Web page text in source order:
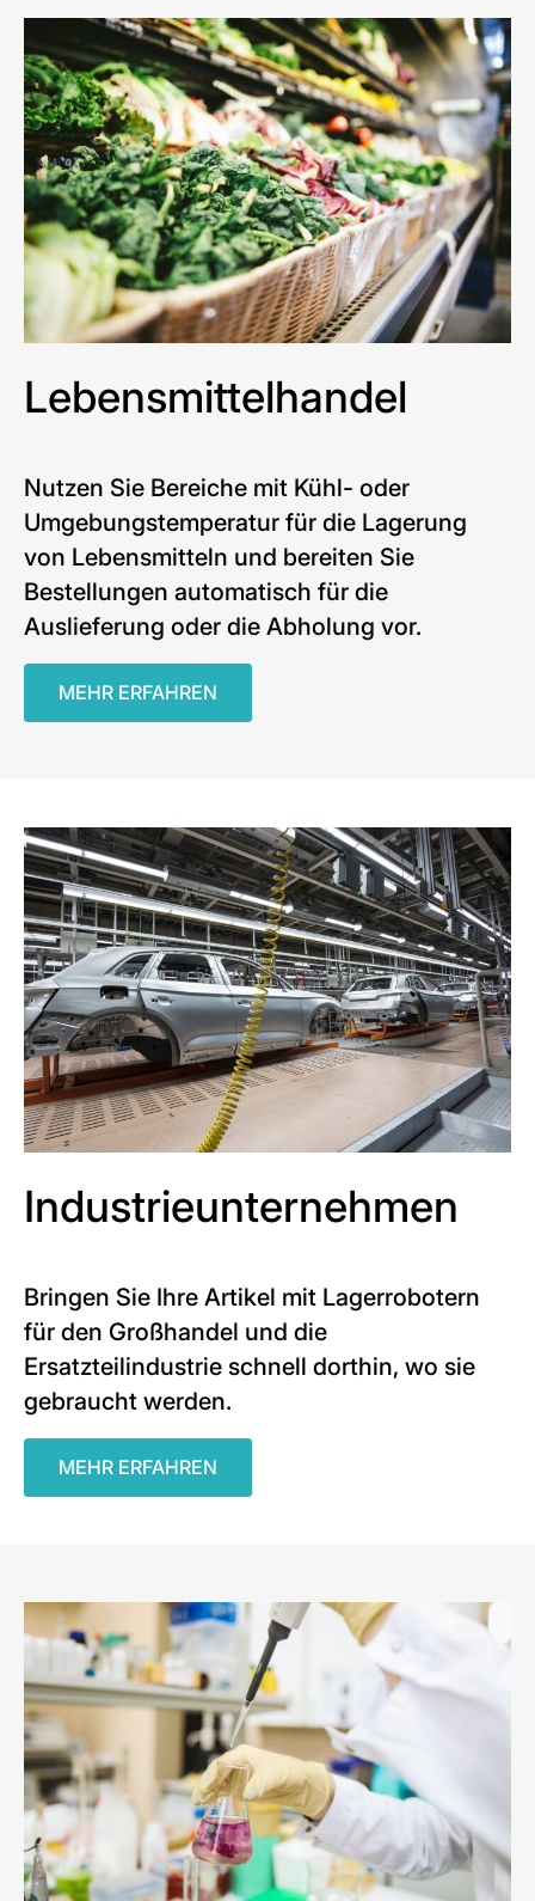
Lebensmittelhandel
Nutzen Sie Bereiche mit Kühl- oder
Umgebungstemperatur für die Lagerung
von Lebensmitteln und bereiten Sie
Bestellungen automatisch für die
Auslieferung oder die Abholung vor.
MEHR ERFAHREN
Industrieunternehmen
Bringen Sie Ihre Artikel mit Lagerrobotern
für den Großhandel und die
Ersatzteilindustrie schnell dorthin, wo sie
gebraucht werden.
MEHR ERFAHREN